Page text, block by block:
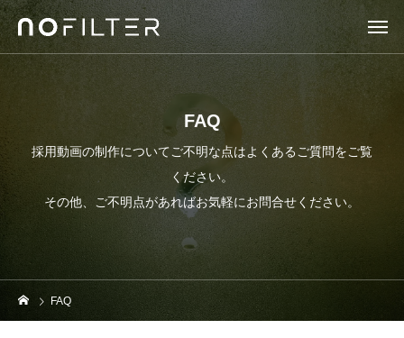
FAQ
採用動画の制作についてご不明な点はよくあるご質問をご覧
ください。
その他、ご不明点があればお気軽にお問合せください。
FAQ